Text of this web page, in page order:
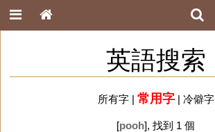
英語搜索
所有字| 常用字| 冷僻字
[pooh], 找到 1 個